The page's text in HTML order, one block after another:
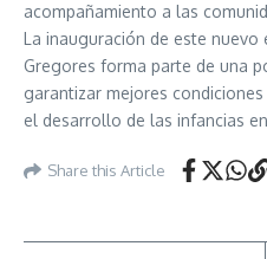
acompañamiento a las
La inauguración de este nuevo
Gregores forma parte de una
garantizar mejores
el desarrollo de las infancias
Share this Article